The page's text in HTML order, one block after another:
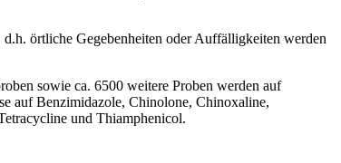
örtliche Gegebenheiten oder Auffälligkeiten werden
sowie ca. 6500 weitere Proben werden auf
auf Benzimidazole, Chinolone, Chinoxaline,
und Thiamphenicol.